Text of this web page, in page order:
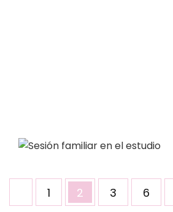
Paginación
de Página
1 Página
2 Página
3 Página
6